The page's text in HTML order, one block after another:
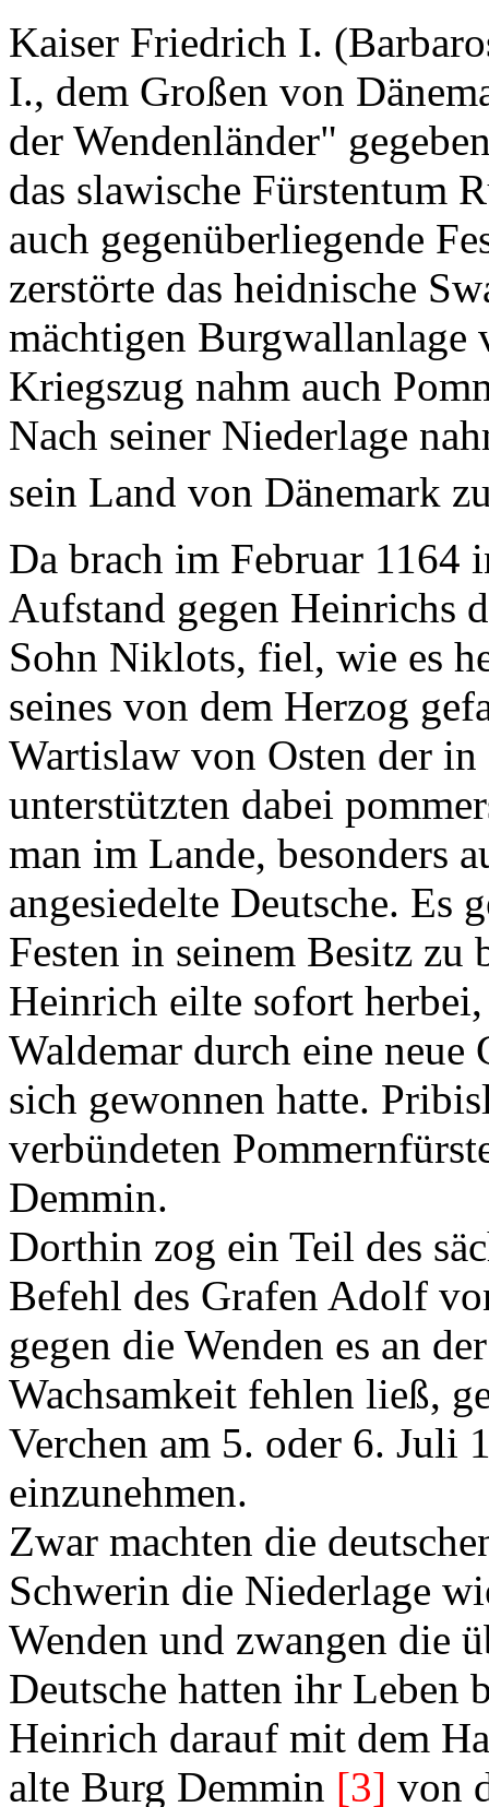
Kaiser Friedrich I.
I., dem Großen von
der Wendenländer"
das slawische Fürstentum
auch gegenüberliegende
zerstörte das heidnische
mächtigen Burgwallanlage
Kriegszug nahm auch
Nach seiner Niederlage
sein Land von Dänemark
Da brach im Februar 1164
Aufstand gegen Heinrichs
Sohn Niklots, fiel, wie es
seines von dem Herzog
Wartislaw von Osten der
unterstützten dabei
man im Lande, besonders
angesiedelte Deutsche. Es
Festen in seinem Besitz zu
Heinrich eilte sofort
Waldemar durch eine
sich gewonnen hatte.
verbündeten
Demmin.
Dorthin zog ein Teil des
Befehl des Grafen Adolf
gegen die Wenden es an
Wachsamkeit fehlen ließ,
Verchen am 5. oder 6. Juli
einzunehmen.
Zwar machten die
Schwerin die Niederlage
Wenden und zwangen die
Deutsche hatten ihr Leben
Heinrich darauf mit dem
alte Burg Demmin [3] von